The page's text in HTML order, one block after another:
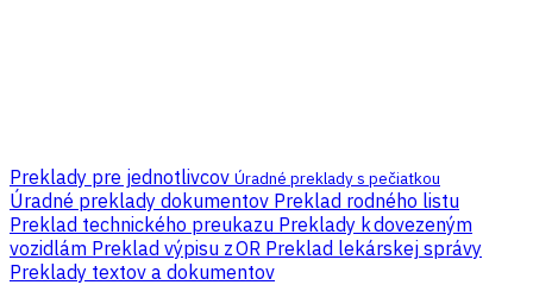
Preklady pre jednotlivcov Úradné preklady s pečiatkou
Úradné preklady dokumentov Preklad rodného listu
Preklad technického preukazu Preklady k dovezeným
vozidlám Preklad výpisu z OR Preklad lekárskej správy
Preklady textov a dokumentov